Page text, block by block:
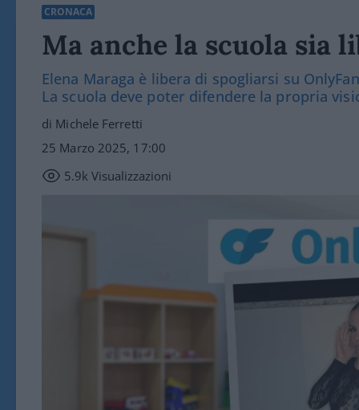
CRONACA
Ma anche la scuola sia
Elena Maraga è libera di spogliarsi su
La scuola deve poter difendere la propria
di Michele Ferretti
25 Marzo 2025, 17:00
5.9k Visualizzazioni